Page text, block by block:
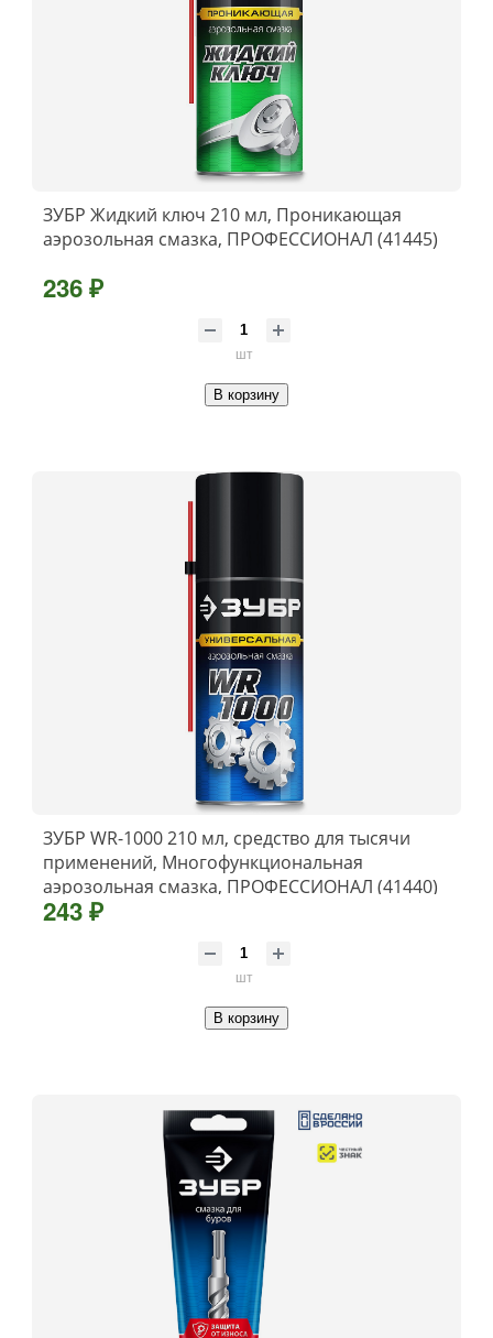
ЗУБР Жидкий ключ 210 мл, Проникающая
аэрозольная смазка, ПРОФЕССИОНАЛ (41445)
236 ₽
шт
В корзину
ЗУБР WR-1000 210 мл, средство для тысячи
применений, Многофункциональная
аэрозольная смазка, ПРОФЕССИОНАЛ (41440)
243 ₽
шт
В корзину